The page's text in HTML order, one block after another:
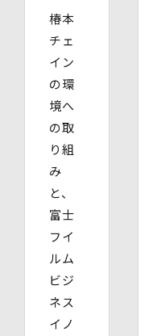
椿本
チェ
イン
の環
境へ
の取
り組
み
と、
富士
フイ
ルム
ビジ
ネス
イノ